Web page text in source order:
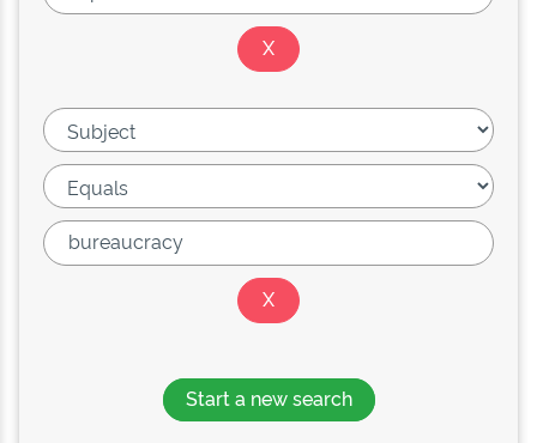
Start a new search